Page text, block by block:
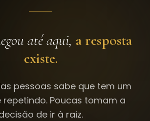
até aqui, a resposta
existe.
pessoas sabe que tem um
repetindo. Poucas tomam a
de ir à raiz.